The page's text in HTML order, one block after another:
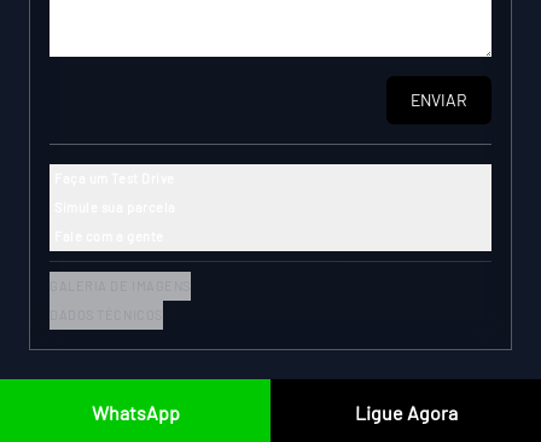
ENVIAR
WhatsApp Ligue Agora